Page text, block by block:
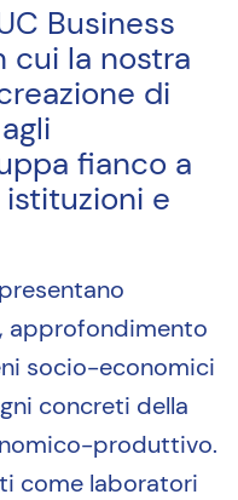
Business
cui la nostra
di
fianco a
e
approfondimento
socio-economici
concreti della
produttivo.
come laboratori